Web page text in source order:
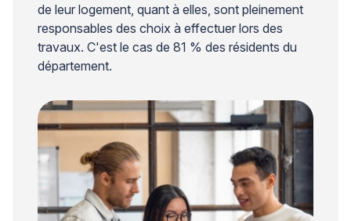
de leur logement, quant à elles, sont pleinement
responsables des choix à effectuer lors des
travaux. C'est le cas de 81 % des résidents du
département.